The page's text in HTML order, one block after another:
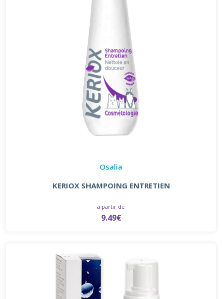
Osalia
KERIOX SHAMPOING ENTRETIEN
à partir de
9.49€